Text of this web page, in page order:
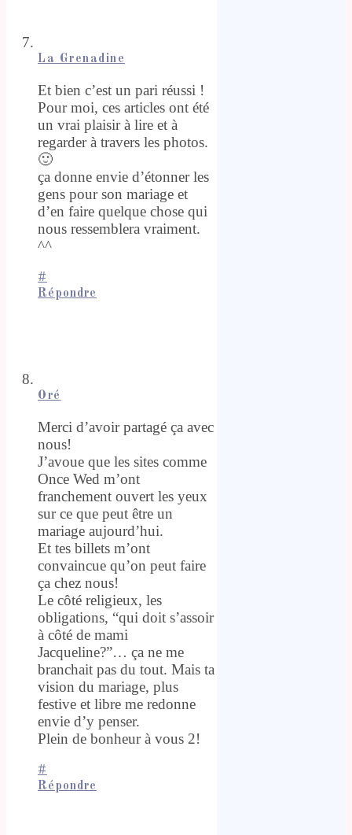
La Grenadine
Et bien c’est un pari réussi !
Pour moi, ces articles ont été
un vrai plaisir à lire et à
regarder à travers les photos.
🙂
ça donne envie d’étonner les
gens pour son mariage et
d’en faire quelque chose qui
nous ressemblera vraiment.
^^
#
Répondre
Oré
Merci d’avoir partagé ça avec
nous!
J’avoue que les sites comme
Once Wed m’ont
franchement ouvert les yeux
sur ce que peut être un
mariage aujourd’hui.
Et tes billets m’ont
convaincue qu’on peut faire
ça chez nous!
Le côté religieux, les
obligations, “qui doit s’assoir
à côté de mami
Jacqueline?”… ça ne me
branchait pas du tout. Mais ta
vision du mariage, plus
festive et libre me redonne
envie d’y penser.
Plein de bonheur à vous 2!
#
Répondre